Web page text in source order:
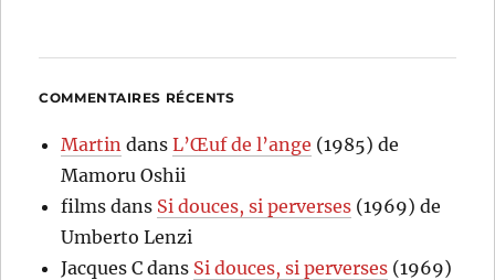
COMMENTAIRES RÉCENTS
Martin dansL’Œuf de l’ange (1985) de
Mamoru Oshii
films dans Si douces, si perverses (1969) de
Umberto Lenzi
Jacques C dans Si douces, si perverses (1969)